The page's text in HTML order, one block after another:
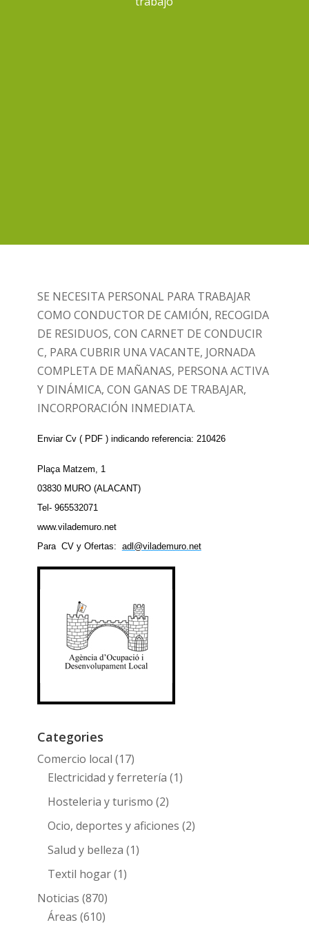
SE NECESITA PERSONAL PARA TRABAJAR
COMO CONDUCTOR DE CAMIÓN, RECOGIDA
DE RESIDUOS, CON CARNET DE CONDUCIR
C, PARA CUBRIR UNA VACANTE, JORNADA
COMPLETA DE MAÑANAS, PERSONA ACTIVA
Y DINÁMICA, CON GANAS DE TRABAJAR,
INCORPORACIÓN INMEDIATA.
Enviar Cv ( PDF ) indicando referencia: 210426
Plaça Matzem, 1
03830 MURO (ALACANT)
Tel- 965532071
www.vilademuro.net
Para CV y Ofertas: adl@vilademuro.net
Categories
Comercio local (17)
Electricidad y ferretería (1)
Hosteleria y turismo (2)
Ocio, deportes y aficiones (2)
Salud y belleza (1)
Textil hogar(1)
Noticias (870)
Áreas (610)